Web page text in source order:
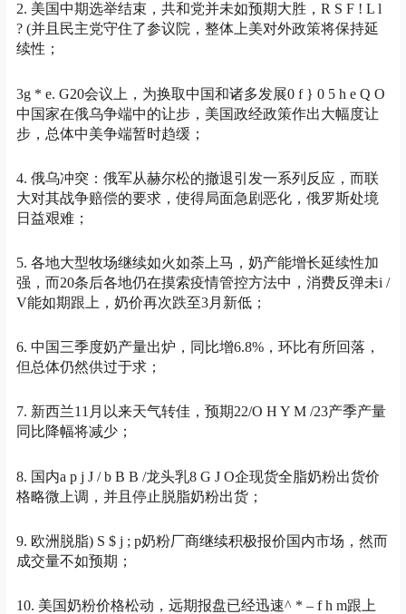
2. 美国中期选举结束， 共和党并未如预期大胜， R S F ! L l
? (并且民主党守住了参议院，整体上美对外政策将保持延
续性；
3g * e. G20会议 上，为换取中国和诸多发展0 f } 0 5 h e Q O
中国家在俄乌争端中的让步，美国政经政策作出大幅度让
步，总体中美争端暂时趋缓；
4. 俄乌冲突：俄军从赫尔松的撤退引发一系列反应，而联
大对其战争赔偿的要求，使得局面急剧恶化，俄罗斯处境
日益艰难；
5. 各地大型牧场继续如火如荼上马，奶产能增长延续性加
强，而20条后各地仍在摸索疫情管控方法中，消费反弹未i /
V能如期跟上，奶价再次跌至3月新低；
6. 中国三季度奶产量出炉，同比增6.8%， 环比有所回落，
但总体仍然供过于求；
7. 新西兰11月以来天气转佳，预期22/O H Y M /23产季产量
同比降幅将减少；
8. 国内a p j J / b B B /龙头乳8 G J O企现货全脂奶粉出货价
格略微上调，并且停止脱脂奶粉出货；
9. 欧洲脱脂) S $ j ; p奶粉厂商继续积极报价国内市场，然而
成交量不如预期；
10. 美国奶粉价格松动，远期报盘已经迅速^ * – f h m跟上